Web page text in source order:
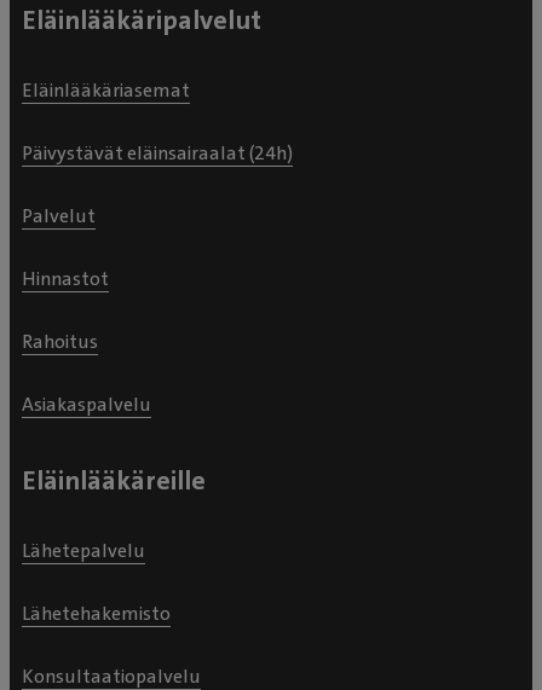
Eläinlääkäripalvelut
Eläinlääkäriasemat
Päivystävät eläinsairaalat (24h)
Palvelut
Hinnastot
Rahoitus
Asiakaspalvelu
Eläinlääkäreille
Lähetepalvelu
Lähetehakemisto
Konsultaatiopalvelu